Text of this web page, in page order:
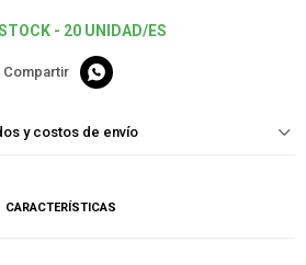
- 20 UNIDAD/ES

y costos de envío
CARACTERÍSTICAS